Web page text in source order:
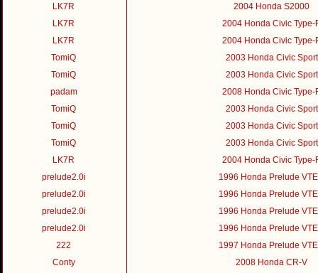
LK7R
2004 Honda S2000
LK7R
2004 Honda Civic Type-
LK7R
2004 Honda Civic Type-
TomiQ
2003 Honda Civic Sport
TomiQ
2003 Honda Civic Sport
padam
2008 Honda Civic Type-
TomiQ
2003 Honda Civic Sport
TomiQ
2003 Honda Civic Sport
TomiQ
2003 Honda Civic Sport
LK7R
2004 Honda Civic Type-
prelude2.0i
1996 Honda Prelude
prelude2.0i
1996 Honda Prelude
prelude2.0i
1996 Honda Prelude
prelude2.0i
1996 Honda Prelude
222
1997 Honda Prelude
Conty
2008 Honda CR-V